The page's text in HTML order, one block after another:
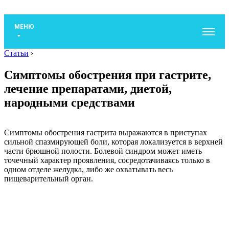
МЕНЮ
Статьи ›
Симптомы обострения при гастрите,
лечение препаратами, диетой,
народными средствами
Симптомы обострения гастрита выражаются в приступах
сильной спазмирующей боли, которая локализуется в верхней
части брюшной полости. Болевой синдром может иметь
точечный характер проявления, сосредотачиваясь только в
одном отделе желудка, либо же охватывать весь
пищеварительный орган.